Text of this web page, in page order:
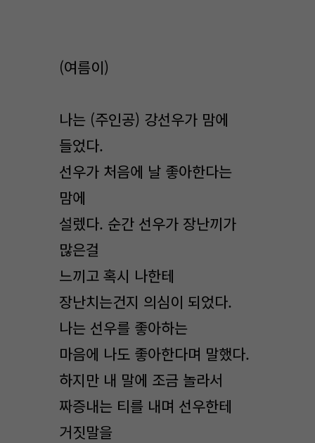
(여름이)
나는 (주인공) 강선우가 맘에
들었다.
선우가 처음에 날 좋아한다는
맘에
설렜다. 순간 선우가 장난끼가
많은걸
느끼고 혹시 나한테
장난치는건지 의심이 되었다.
나는 선우를 좋아하는
마음에 나도 좋아한다며 말했다.
하지만 내 말에 조금 놀라서
짜증내는 티를 내며 선우한테
거짓말을